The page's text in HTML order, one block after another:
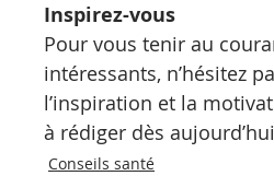
Inspirez-vous
Pour vous tenir au
intéressants, n’hésitez
l’inspiration et la
à rédiger dès
Conseils santé